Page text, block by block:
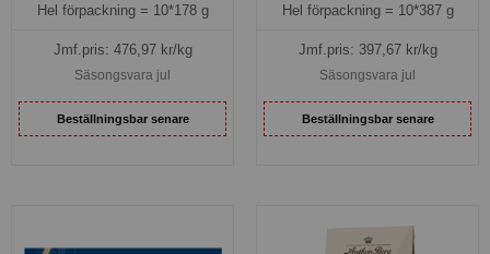
Hel förpackning = 10*178 g
Jmf.pris: 476,97kr/kg
Säsongsvara jul
Beställningsbar senare
Hel förpackning = 10*387 g
Jmf.pris: 397,67kr/kg
Säsongsvara jul
Beställningsbar senare